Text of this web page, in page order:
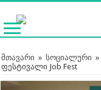
მთავარი » სოციალური »
ფესტივალი Job Fest